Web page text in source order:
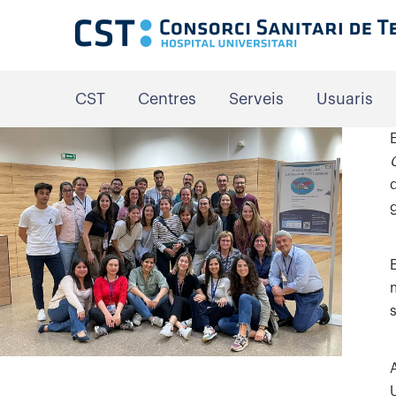
CST Centres Serveis Usuaris